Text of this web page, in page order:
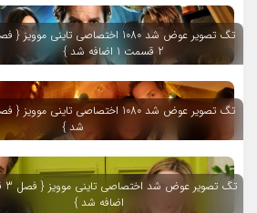
تگ تصویر عوض شد 1080 اختصاصی تاینی موویز {
2 قسمت 1 اضافه شد }
شد }
اضافه شد }